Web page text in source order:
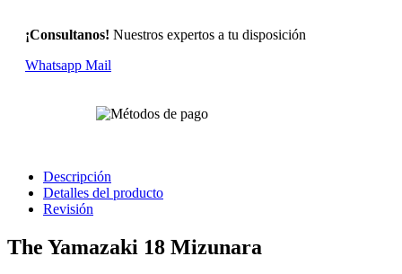
¡Consultanos! Nuestros expertos a tu disposición
Whatsapp Mail
Descripción
Detalles del producto
Revisión
The Yamazaki 18 Mizunara